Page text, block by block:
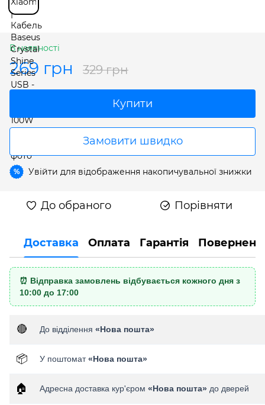
В наявності
269 грн 329 грн
Купити
Замовити швидко
% Увійти для відображення накопичувальної знижки
До обраного Порівняти
Доставка Оплата Гарантія
⏰ Відправка замовлень відбувається кожного дня з
10:00 до 17:00
🔴 До відділення «Нова пошта»
📦 У поштомат«Нова пошта»
🏠 Адресна доставка кур'єром «Нова пошта» до дверей